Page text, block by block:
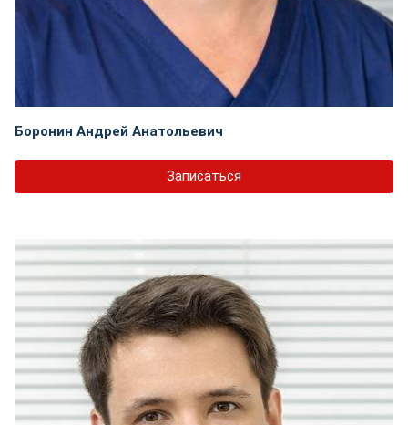
Боронин Андрей Анатольевич
Записаться